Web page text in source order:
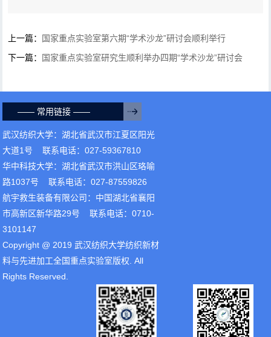
上一篇：
国家重点实验室第六期“学术沙龙”研讨会顺利举行
下一篇：
国家重点实验室研究生顺利举办四期“学术沙龙”研讨会
—— 常用链接 ——
武汉纺织大学：湖北省武汉市江夏区阳光
大道1号 联系电话：027-59367810
华中科技大学：湖北省武汉市洪山区珞喻
路1037号 联系电话：027-87559826
航宇救生装备有限公司：中国湖北省襄阳
市高新区新华路29号 联系电话：0710-
3101147
Copyright @ 2019 武汉纺织大学纺织新材
料与先进加工全国重点实验室版权. All
Rights Reserved.